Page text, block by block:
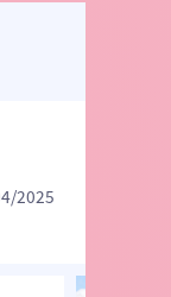
2025